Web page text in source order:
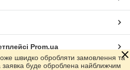
Prom.ua
швидко обробляти замовлення та
буде оброблена найближчим